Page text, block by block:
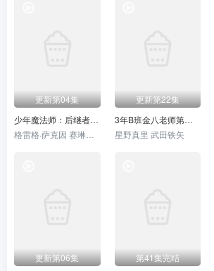
更新第04集
少年魔法师：后继者 第三季
更新第22集
3年B班金八老师第八季
星野真里 武田铁矢
更新第06集
第41集完结